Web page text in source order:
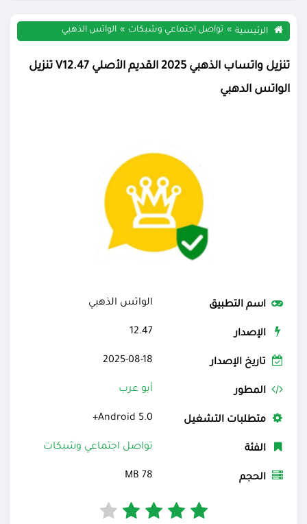
الرئيسية تواصل اجتماعي وشبكات الواتس الذهبي
تنزيل واتساب الذهبي 2025 القديم الأصلي V12.47 تنزيل
الواتس الدهبي
اسم التطبيق الواتس الذهبي
الإصدار 12.47
تاريخ الإصدار 2025-08-18
المطور أبو عرب
متطلبات التشغيل Android 5.0+
الفئة تواصل اجتماعي وشبكات
الحجم 78 MB